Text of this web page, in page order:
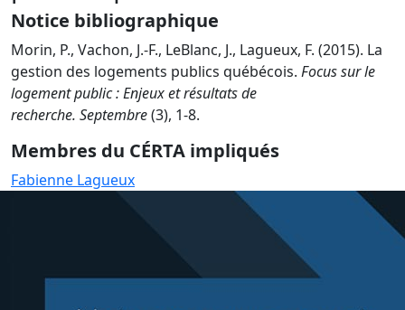
Notice bibliographique
Morin, P., Vachon, J.-F., LeBlanc, J., Lagueux, F. (2015). La
gestion des logements publics québécois. Focus sur le
logement public : Enjeux et résultats de
recherche. Septembre(3), 1-8.
Membres du CÉRTA impliqués
Fabienne Lagueux